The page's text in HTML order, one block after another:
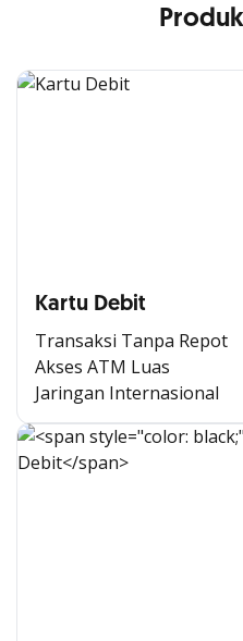
Kartu Debit
Transaksi Tanpa Repot
Akses ATM Luas
Jaringan Internasional